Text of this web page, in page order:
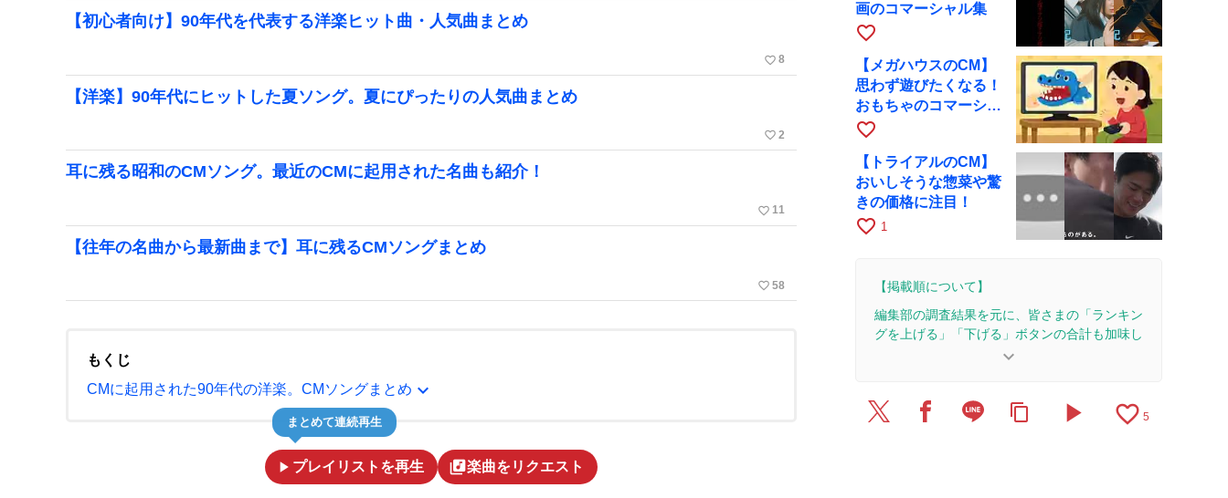
【初心者向け】90年代を代表する洋楽ヒット曲・人気曲まとめ
favorite_border 8
【洋楽】90年代にヒットした夏ソング。夏にぴったりの人気曲まとめ
favorite_border 2
耳に残る昭和のCMソング。最近のCMに起用された名曲も紹介！
favorite_border 11
【往年の名曲から最新曲まで】耳に残るCMソングまとめ
favorite_border 58
もくじ
CMに起用された90年代の洋楽。CMソングまとめ expand_more
play_arrow プレイリストを再生
まとめて連続再生
library_music楽曲をリクエスト
画のコマーシャル集
favorite_border
【メガハウスのCM】
思わず遊びたくなる！
おもちゃのコマーシャ
ル集
favorite_border
【トライアルのCM】
おいしそうな惣菜や驚
きの価格に注目！
favorite_border 1
【掲載順について】
編集部の調査結果を元に、皆さまの「ランキン
グを上げる」「下げる」ボタンの合計も加味し
2025/7/31：1本のレビューを追加・更新。
keyboard_arrow_down
content_copy play_arrow favorite_border 5